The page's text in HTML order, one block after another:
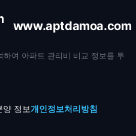
www.aptdamoa.com
여 아파트 관리비 비교 정보를 투
양 정보개인정보처리방침